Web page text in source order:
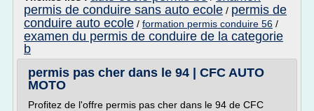
permis de conduire sans auto ecole / permis de
conduire auto ecole / formation permis conduire 56 /
examen du permis de conduire de la categorie
b
permis pas cher dans le 94 | CFC AUTO
MOTO
Profitez de l'offre permis pas cher dans le 94 de CFC